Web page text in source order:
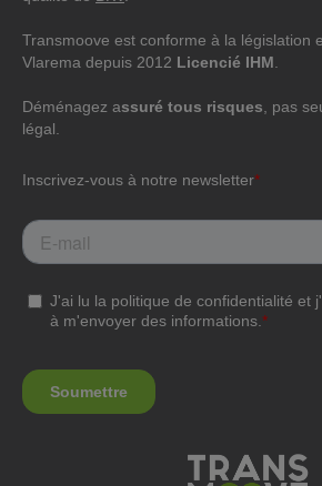
Transmoove est conforme à la législation
Vlarema depuis 2012 Licencié IHM.
Déménagez assuré tous risques, pas
légal.